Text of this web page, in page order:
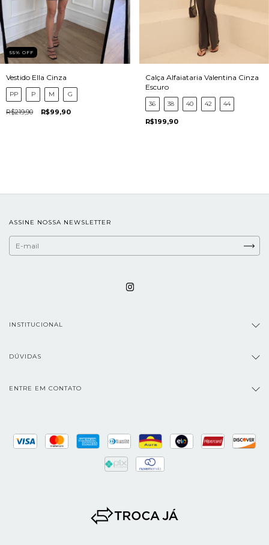
55% OFF
Vestido Ella Cinza
PP P M G
R$219,90 R$99,90
Calça Alfaiataria Valentina Cinza
Escuro
36 38 40 42 44
R$199,90
ASSINE NOSSA NEWSLETTER
INSTITUCIONAL
DÚVIDAS
ENTRE EM CONTATO